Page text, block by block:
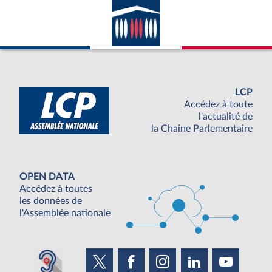
considéré à l’ONU.
LCP
Accédez à toute
l'actualité de
la Chaine Parlementaire
OPEN DATA
Accédez à toutes
les données de
l'Assemblée nationale